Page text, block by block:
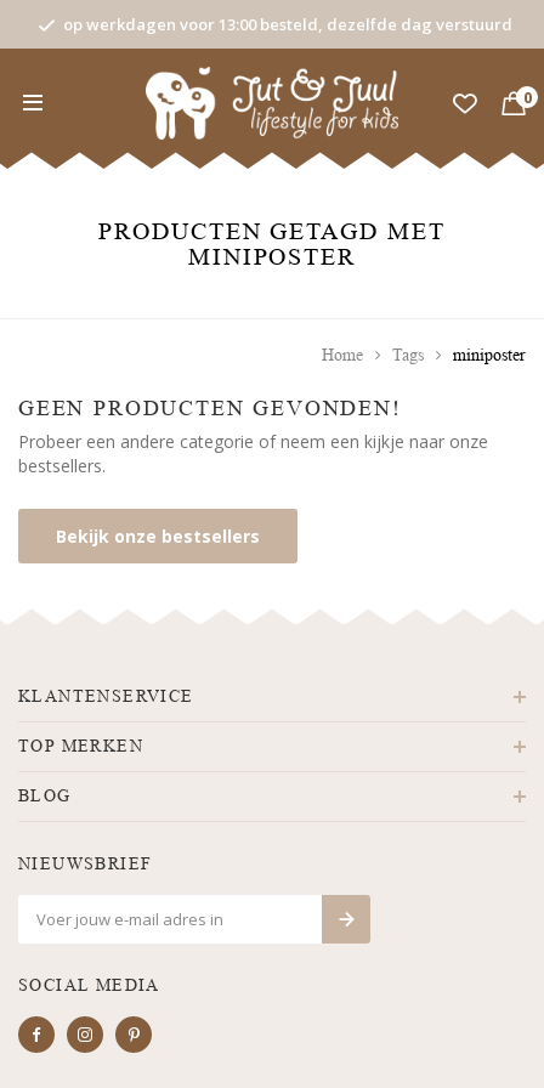
op werkdagen voor 13:00 besteld, dezelfde dag verstuurd
0
PRODUCTEN GETAGD MET
MINIPOSTER
Home Tags miniposter
GEEN PRODUCTEN GEVONDEN!
Probeer een andere categorie of neem een kijkje naar onze
bestsellers.
Bekijk onze bestsellers
KLANTENSERVICE
TOP MERKEN
BLOG
NIEUWSBRIEF
SOCIAL MEDIA